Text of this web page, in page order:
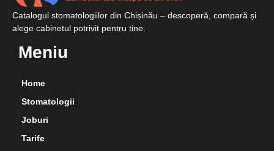
Catalogul stomatologiilor din Chișinău – descoperă, compară și
alege cabinetul potrivit pentru tine.
Meniu
Home
Stomatologii
Joburi
Tarife